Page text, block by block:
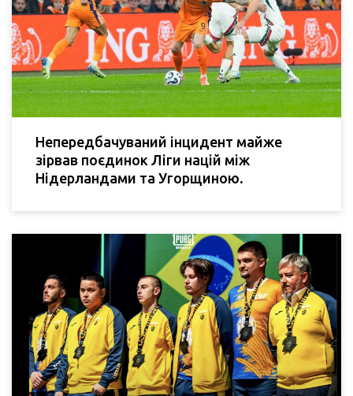
Непередбачуваний інцидент майже
зірвав поєдинок Ліги націй між
Нідерландами та Угорщиною.